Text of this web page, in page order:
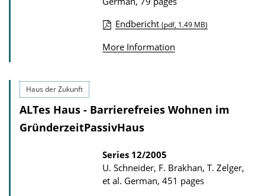
l
o
a
u
i
t
i
o
Endbericht (pdf, 1.49 MB)
More Information
Haus der Zukunft
ALTes Haus - Barrierefreies Wohnen im
GründerzeitPassivHaus
Series 12/2005
U. Schneider, F. Brakhan, T. Zelger,
et al. German, 451 pages